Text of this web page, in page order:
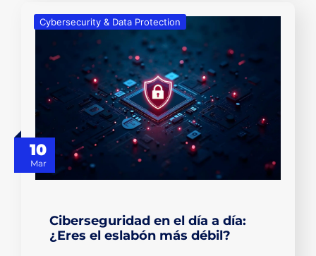
10
Mar
Cybersecurity & Data Protection
Ciberseguridad en el día a día:
¿Eres el eslabón más débil?